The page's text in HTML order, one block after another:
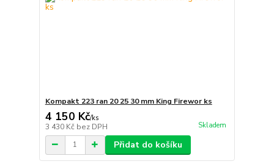
Kompakt 223 ran 20 25 30 mm King Firewor ks
4 150 Kč/ks
3 430 Kč bez DPH Skladem
Přidat do košíku